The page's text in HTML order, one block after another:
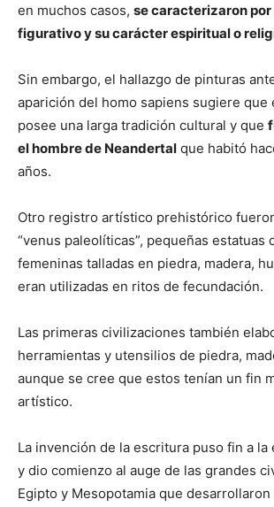
en muchos casos, se caracterizaron
figurativo y su carácter espiritual o
Sin embargo, el hallazgo de pinturas
aparición del homo sapiens sugiere que
posee una larga tradición cultural y que
el hombre de Neandertal que habitó
años.
Otro registro artístico prehistórico
“venus paleolíticas”, pequeñas estatuas
femeninas talladas en piedra, madera,
eran utilizadas en ritos de fecundación.
Las primeras civilizaciones también
herramientas y utensilios de piedra,
aunque se cree que estos tenían un fin
artístico.
La invención de la escritura puso fin a
y dio comienzo al auge de las grandes
Egipto y Mesopotamia que desarrollaron